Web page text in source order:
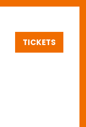
TICKETS